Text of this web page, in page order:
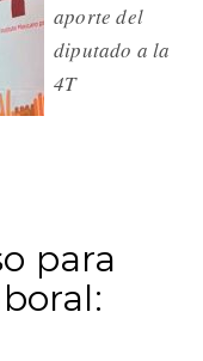
aporte del
diputado a la
4T
para